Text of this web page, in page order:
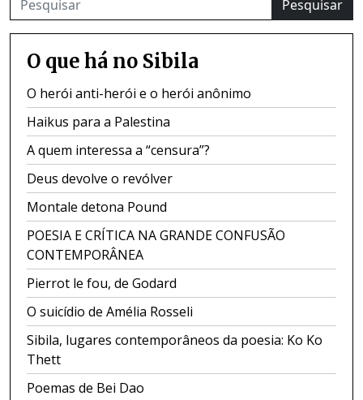
Pesquisar
O que há no Sibila
O herói anti-herói e o herói anônimo
Haikus para a Palestina
A quem interessa a “censura”?
Deus devolve o revólver
Montale detona Pound
POESIA E CRÍTICA NA GRANDE CONFUSÃO
CONTEMPORÂNEA
Pierrot le fou, de Godard
O suicídio de Amélia Rosseli
Sibila, lugares contemporâneos da poesia: Ko Ko
Thett
Poemas de Bei Dao